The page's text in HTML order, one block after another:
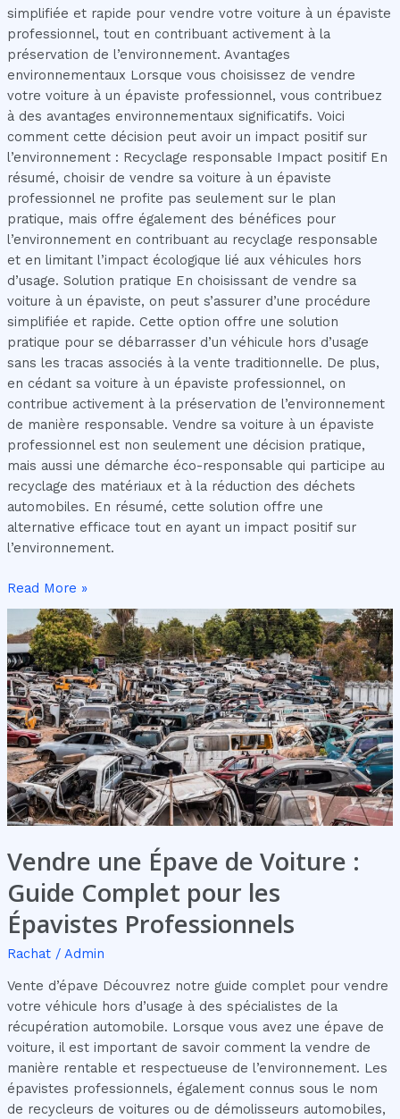
simplifiée et rapide pour vendre votre voiture à un épaviste
professionnel, tout en contribuant activement à la
préservation de l’environnement. Avantages
environnementaux Lorsque vous choisissez de vendre
votre voiture à un épaviste professionnel, vous contribuez
à des avantages environnementaux significatifs. Voici
comment cette décision peut avoir un impact positif sur
l’environnement : Recyclage responsable Impact positif En
résumé, choisir de vendre sa voiture à un épaviste
professionnel ne profite pas seulement sur le plan
pratique, mais offre également des bénéfices pour
l’environnement en contribuant au recyclage responsable
et en limitant l’impact écologique lié aux véhicules hors
d’usage. Solution pratique En choisissant de vendre sa
voiture à un épaviste, on peut s’assurer d’une procédure
simplifiée et rapide. Cette option offre une solution
pratique pour se débarrasser d’un véhicule hors d’usage
sans les tracas associés à la vente traditionnelle. De plus,
en cédant sa voiture à un épaviste professionnel, on
contribue activement à la préservation de l’environnement
de manière responsable. Vendre sa voiture à un épaviste
professionnel est non seulement une décision pratique,
mais aussi une démarche éco-responsable qui participe au
recyclage des matériaux et à la réduction des déchets
automobiles. En résumé, cette solution offre une
alternative efficace tout en ayant un impact positif sur
l’environnement.
Read More »
Vendre une Épave de Voiture :
Guide Complet pour les
Épavistes Professionnels
Rachat/ Admin
Vente d’épave Découvrez notre guide complet pour vendre
votre véhicule hors d’usage à des spécialistes de la
récupération automobile. Lorsque vous avez une épave de
voiture, il est important de savoir comment la vendre de
manière rentable et respectueuse de l’environnement. Les
épavistes professionnels, également connus sous le nom
de recycleurs de voitures ou de démolisseurs automobiles,
Vendre
une
Épave
de
Voiture
:
Guide
Complet
pour
les
Épavistes